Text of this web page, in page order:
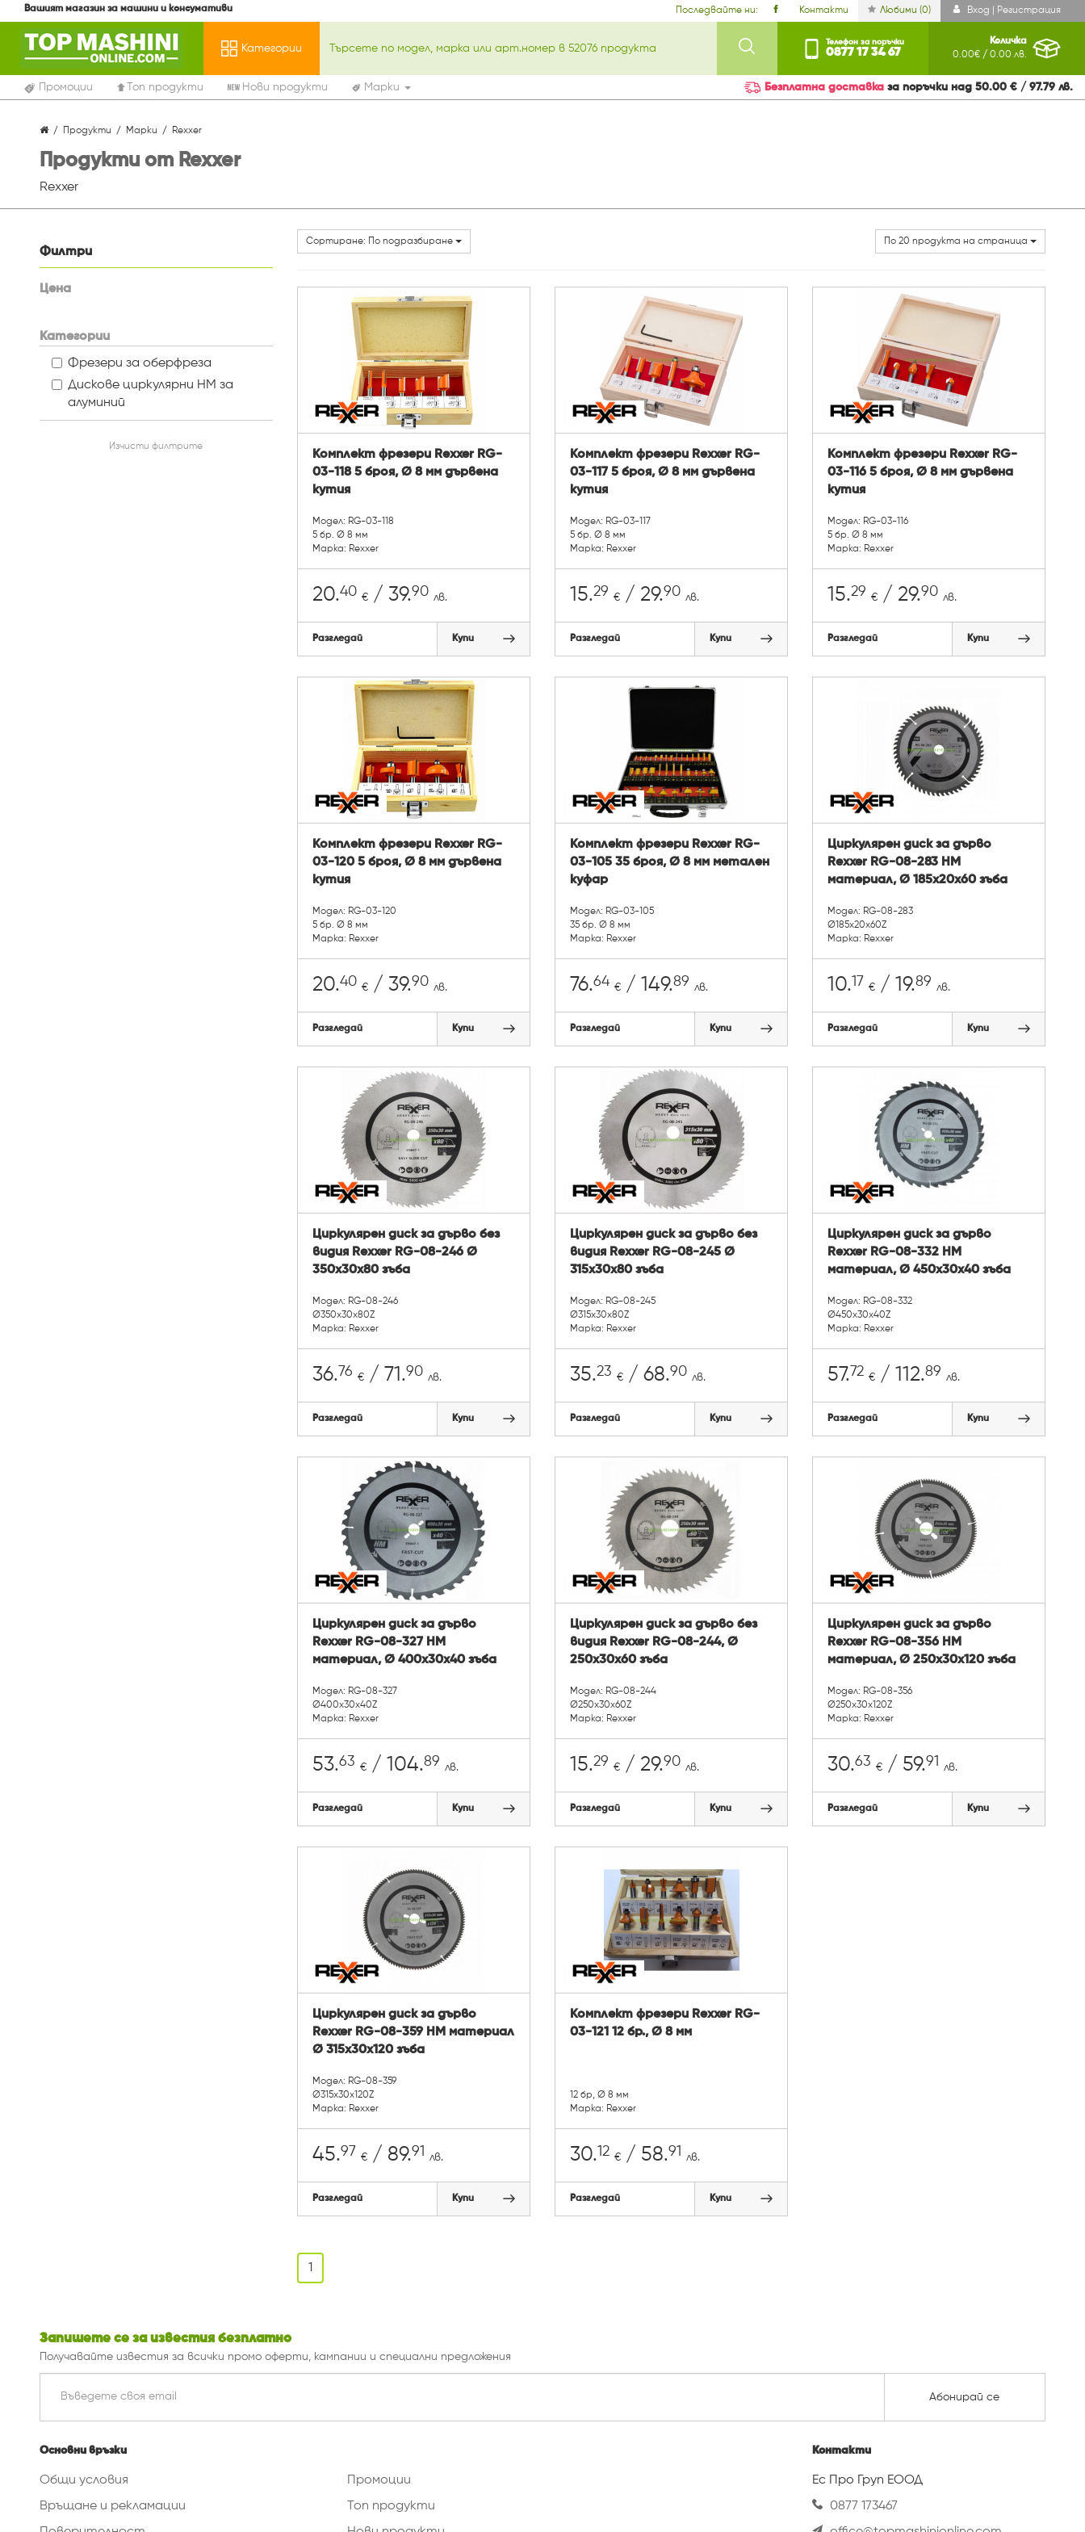
Вашият магазин за машини и консумативи Последвайте ни: Контакти Любими (0) Вход | Регистрация
Категории
Телефон за поръчки
0877 17 34 67
Количка
0.00€ / 0.00 лв.
Промоции Топ продукти Нови продукти Марки Безплатна доставка за поръчки над 50.00 € / 97.79 лв.
Продукти Марки Rexxer
Продукти от Rexxer
Rexxer
Филтри
Цена
Категории
Фрезери за оберфреза
Дискове циркулярни HM за
алуминий
Изчисти филтрите
Сортиране: По подразбиране По 20 продукта на страница
Комплект фрезери Rexxer RG-
03-118 5 броя, Ø 8 мм дървена
кутия
Модел: RG-03-118
5 бр. Ø 8 мм
Марка: Rexxer
20.40 €/ 39.90 лв.
Разгледай Купи
Комплект фрезери Rexxer RG-
03-117 5 броя, Ø 8 мм дървена
кутия
Модел: RG-03-117
5 бр. Ø 8 мм
Марка: Rexxer
15.29 €/ 29.90 лв.
Разгледай Купи
Комплект фрезери Rexxer RG-
03-116 5 броя, Ø 8 мм дървена
кутия
Модел: RG-03-116
5 бр. Ø 8 мм
Марка: Rexxer
15.29 € / 29.90 лв.
Разгледай Купи
Комплект фрезери Rexxer RG-
03-120 5 броя, Ø 8 мм дървена
кутия
Модел: RG-03-120
5 бр. Ø 8 мм
Марка: Rexxer
20.40 €/ 39.90 лв.
Разгледай Купи
Комплект фрезери Rexxer RG-
03-105 35 броя, Ø 8 мм метален
куфар
Модел: RG-03-105
35 бр. Ø 8 мм
Марка: Rexxer
76.64 €/ 149.89 лв.
Разгледай Купи
Циркулярен диск за дърво
Rexxer RG-08-283 HM
материал, Ø 185x20x60 зъба
Модел: RG-08-283
Ø185x20x60Z
Марка: Rexxer
10.17 € / 19.89 лв.
Разгледай Купи
Циркулярен диск за дърво без
видия Rexxer RG-08-246 Ø
350x30x80 зъба
Модел: RG-08-246
Ø350x30x80Z
Марка: Rexxer
36.76 €/ 71.90 лв.
Разгледай Купи
Циркулярен диск за дърво без
видия Rexxer RG-08-245 Ø
315x30x80 зъба
Модел: RG-08-245
Ø315x30x80Z
Марка: Rexxer
35.23 €/ 68.90 лв.
Разгледай Купи
Циркулярен диск за дърво
Rexxer RG-08-332 HM
материал, Ø 450x30x40 зъба
Модел: RG-08-332
Ø450x30x40Z
Марка: Rexxer
57.72 € / 112.89 лв.
Разгледай Купи
Циркулярен диск за дърво
Rexxer RG-08-327 HM
материал, Ø 400x30x40 зъба
Модел: RG-08-327
Ø400x30x40Z
Марка: Rexxer
53.63 €/ 104.89 лв.
Разгледай Купи
Циркулярен диск за дърво без
видия Rexxer RG-08-244, Ø
250x30x60 зъба
Модел: RG-08-244
Ø250x30x60Z
Марка: Rexxer
15.29 €/ 29.90 лв.
Разгледай Купи
Циркулярен диск за дърво
Rexxer RG-08-356 HM
материал, Ø 250x30x120 зъба
Модел: RG-08-356
Ø250x30x120Z
Марка: Rexxer
30.63 € / 59.91 лв.
Разгледай Купи
Циркулярен диск за дърво
Rexxer RG-08-359 HM материал
Ø 315x30x120 зъба
Модел: RG-08-359
Ø315x30x120Z
Марка: Rexxer
45.97 €/ 89.91 лв.
Разгледай Купи
Комплект фрезери Rexxer RG-
03-121 12 бр., Ø 8 мм
12 бр, Ø 8 мм
Марка: Rexxer
30.12 €/ 58.91 лв.
Разгледай Купи
1
Запишете се за известия безплатно
Получавайте известия за всички промо оферти, кампании и специални предложения
Абонирай се
Основни връзки
Общи условия
Връщане и рекламации
Промоции
Топ продукти
Контакти
Ес Про Груп ЕООД
0877 173467